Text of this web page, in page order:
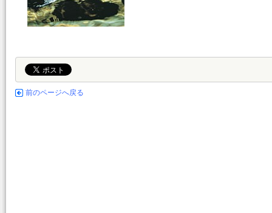
前のページへ戻る